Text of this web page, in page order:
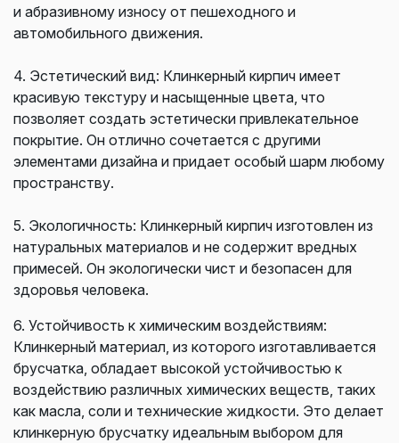
и абразивному износу от пешеходного и
автомобильного движения.
4. Эстетический вид: Клинкерный кирпич имеет
красивую текстуру и насыщенные цвета, что
позволяет создать эстетически привлекательное
покрытие. Он отлично сочетается с другими
элементами дизайна и придает особый шарм любому
пространству.
5. Экологичность: Клинкерный кирпич изготовлен из
натуральных материалов и не содержит вредных
примесей. Он экологически чист и безопасен для
здоровья человека.
6. Устойчивость к химическим воздействиям:
Клинкерный материал, из которого изготавливается
брусчатка, обладает высокой устойчивостью к
воздействию различных химических веществ, таких
как масла, соли и технические жидкости. Это делает
клинкерную брусчатку идеальным выбором для